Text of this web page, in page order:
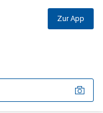
Zur App